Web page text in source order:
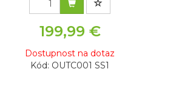
199,99 €
Dostupnost na dotaz
Kód: OUTC001 SS1